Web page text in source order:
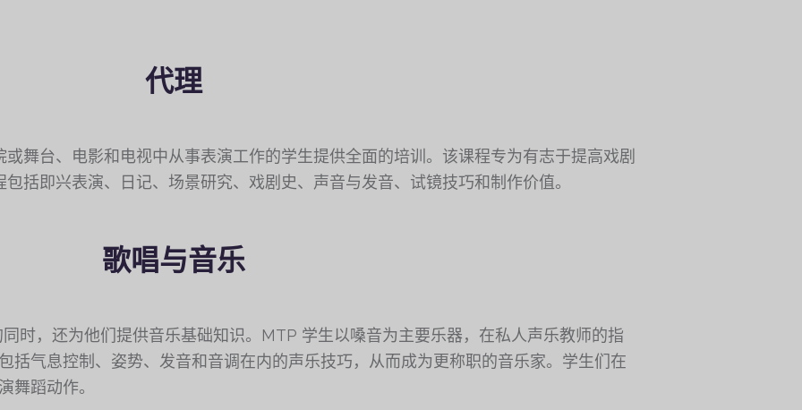
代理
舞台、电影和电视中从事表演工作的学生提供全面的培训。该课程专为有志于提高戏剧
括即兴表演、日记、场景研究、戏剧史、声音与发音、试镜技巧和制作价值。
歌唱与音乐
时，还为他们提供音乐基础知识。MTP 学生以嗓音为主要乐器，在私人声乐教师的指
括气息控制、姿势、发音和音调在内的声乐技巧，从而成为更称职的音乐家。学生们在
舞蹈动作。